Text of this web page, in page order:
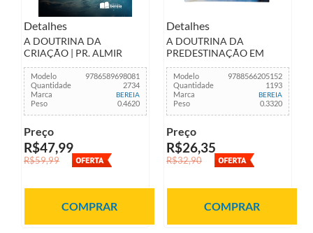
A DOUTRINA DA
CRIAÇÃO | PR. ALMIR
CAETANO
Modelo
9786589698081
Quantidade
2734
Marca
BEREIA
Peso 0.4620
Preço
R$47,99
R$59,99
COMPRAR
Detalhes
A DOUTRINA DA
PREDESTINAÇÃO EM
CALVINO
Modelo
9788566205152
Quantidade
1193
Marca
BEREIA
Peso 0.3320
Preço
R$26,35
R$32,90
COMPRAR
Detalhes